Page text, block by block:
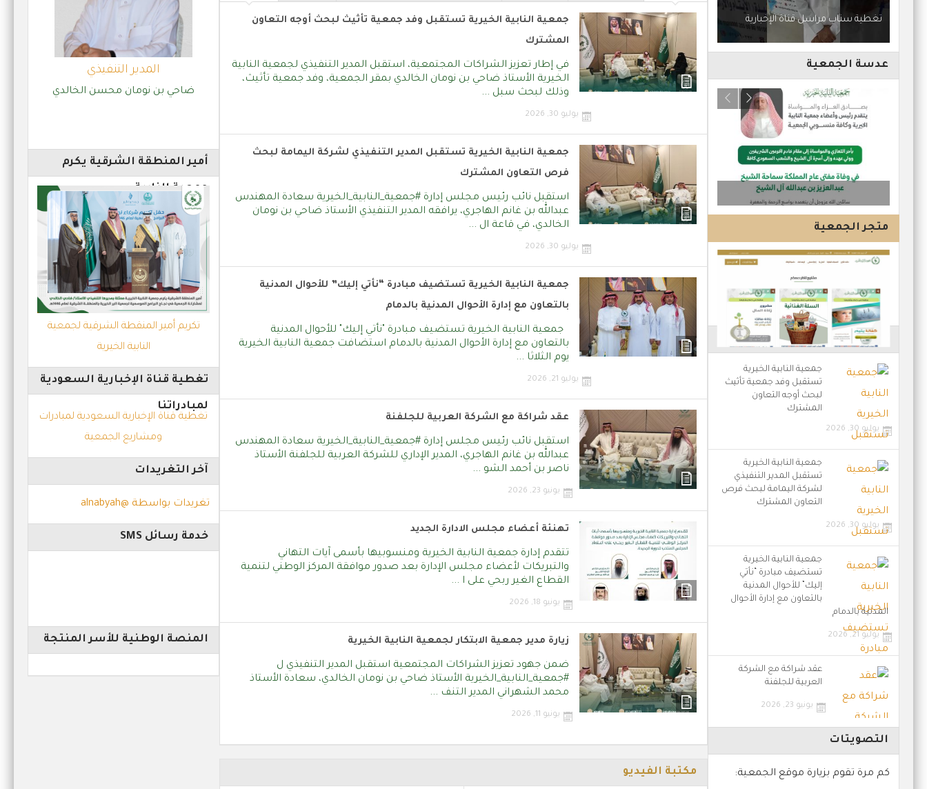
المدير التنفيذي
ضاحي بن نومان محسن الخالدي
أمير المنطقة الشرقية يكرم
جمعية النابية
تكريم أمير المنقطة الشرقية لجمعية
النابية الخيرية
تغطية قناة الإخبارية السعودية
لمبادراتنا
تغطية قناة الإخبارية السعودية لمبادرات
ومشاريع الجمعية
آخر التغريدات
تغريدات بواسطة @alnabyah
خدمة رسائل SMS
المنصة الوطنية للأسر المنتجة
جمعية النابية الخيرية تستقبل وفد جمعية تأثيث لبحث أوجه التعاون
المشترك
في إطار تعزيز الشراكات المجتمعية، استقبل المدير التنفيذي لجمعية النابية
الخيرية الأستاذ ضاحي بن نومان الخالدي بمقر الجمعية، وفد جمعية تأثيث،
وذلك لبحث سبل ...
يوليو 30, 2026
جمعية النابية الخيرية تستقبل المدير التنفيذي لشركة اليمامة لبحث
فرص التعاون المشترك
استقبل نائب رئيس مجلس إدارة #جمعية_النابية_الخيرية سعادة المهندس
عبدالله بن غانم الهاجري، يرافقه المدير التنفيذي الأستاذ ضاحي بن نومان
الخالدي، في قاعة ال ...
يوليو 30, 2026
جمعية النابية الخيرية تستضيف مبادرة “نأتي إليك” للأحوال المدنية
بالتعاون مع إدارة الأحوال المدنية بالدمام
جمعية النابية الخيرية تستضيف مبادرة "نأتي إليك" للأحوال المدنية
بالتعاون مع إدارة الأحوال المدنية بالدمام استضافت جمعية النابية الخيرية
يوم الثلاثا ...
يوليو 21, 2026
عقد شراكة مع الشركة العربية للجلفنة
استقبل نائب رئيس مجلس إدارة ‎#جمعية_النابية_الخيرية سعادة المهندس
عبدالله بن غانم الهاجري، المدير الإداري للشركة العربية للجلفنة الأستاذ
ناصر بن أحمد الشو ...
يونيو 23, 2026
تهنئة أعضاء مجلس الادارة الجديد
تتقدم إدارة جمعية النابية الخيرية ومنسوبيها بأسمى آيات التهاني
والتبريكات لأعضاء مجلس الإدارة بعد صدور موافقة المركز الوطني لتنمية
القطاع الغير ربحي على ا ...
يونيو 18, 2026
زيارة مدير جمعية الابتكار لجمعية النابية الخيرية
ضمن جهود تعزيز الشراكات المجتمعية استقبل المدير التنفيذي ل
‎#جمعية_النابية_الخيرية الأستاذ ضاحي بن نومان الخالدي، سعادة الأستاذ
محمد الشهراني المدير التنف ...
يونيو 11, 2026
مكتبة الفيديو
تغطية سناب مراسل قناة الإخبارية
اجتماع أئمة المساجد مشروع تفريج كربة
عدسة الجمعية
محاضرة بنك التنمية بالشراكة مع
على تنفيذ مشروع زكاة الفطر لعام
1447هـ
متجر الجمعية
آخر الأخبار
جمعية النابية الخيرية
تستقبل وفد جمعية تأثيث
لبحث أوجه التعاون
المشترك
يوليو 30, 2026
جمعية النابية الخيرية
تستقبل المدير التنفيذي
لشركة اليمامة لبحث فرص
التعاون المشترك
يوليو 30, 2026
جمعية النابية الخيرية
تستضيف مبادرة “نأتي
إليك” للأحوال المدنية
بالتعاون مع إدارة الأحوال
المدنية بالدمام
يوليو 21, 2026
عقد شراكة مع الشركة
العربية للجلفنة
يونيو 23, 2026
التصويتات
كم مرة تقوم بزيارة موقع الجمعية: